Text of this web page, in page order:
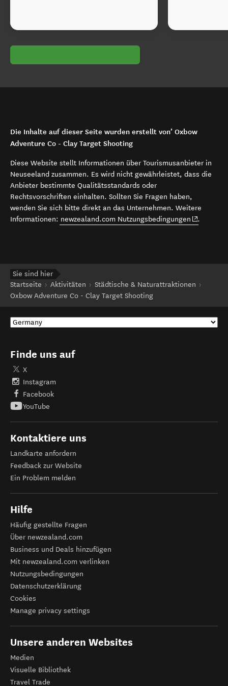
Die Inhalte auf dieser Seite wurden erstellt von’ Oxbow
Adventure Co - Clay Target Shooting
Diese Website stellt Informationen über Tourismusanbieter in
Neuseeland zusammen. Es wird nicht gewährleistet, dass die
Anbieter bestimmte Qualitätsstandards oder
Rechtsvorschriften einhalten. Sollten Sie Fragen haben,
wenden Sie sich bitte direkt an das Unternehmen. Weitere
Informationen: newzealand.com Nutzungsbedingungen (opens in
.
Sie sind hier
Startseite
Aktivitäten
Städtische & Naturattraktionen
Oxbow Adventure Co - Clay Target Shooting
Finde uns auf
X
Instagram
Facebook
YouTube
Kontaktiere uns
Landkarte anfordern
Feedback zur Website
Ein Problem melden
Hilfe
Häufig gestellte Fragen
Über newzealand.com
Business und Deals hinzufügen
Mit newzealand.com verlinken
Nutzungsbedingungen
Datenschutzerklärung
Cookies
Manage privacy settings
Unsere anderen Websites
Medien
Visuelle Bibliothek
Travel Trade